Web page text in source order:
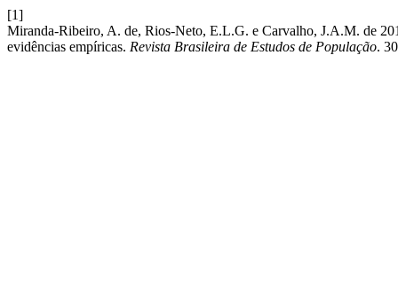
[1]
Miranda-Ribeiro, A. de, Rios-Neto, E.L.G. e Carvalho, J.A.M. de
evidências empíricas. Revista Brasileira de Estudos de População.